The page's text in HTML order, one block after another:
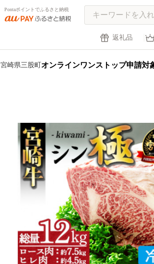
Pontaポイントでふるさと納税
返礼品
宮崎県三股町 オンラインワンストップ申請対